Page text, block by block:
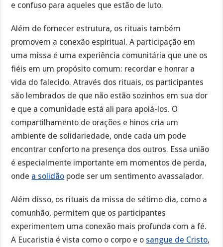
e confuso para aqueles que estão de luto.
Além de fornecer estrutura, os rituais também
promovem a conexão espiritual. A participação em
uma missa é uma experiência comunitária que une os
fiéis em um propósito comum: recordar e honrar a
vida do falecido. Através dos rituais, os participantes
são lembrados de que não estão sozinhos em sua dor
e que a comunidade está ali para apoiá-los. O
compartilhamento de orações e hinos cria um
ambiente de solidariedade, onde cada um pode
encontrar conforto na presença dos outros. Essa união
é especialmente importante em momentos de perda,
onde a solidão pode ser um sentimento avassalador.
Além disso, os rituais da missa de sétimo dia, como a
comunhão, permitem que os participantes
experimentem uma conexão mais profunda com a fé.
A Eucaristia é vista como o corpo e o sangue de Cristo,